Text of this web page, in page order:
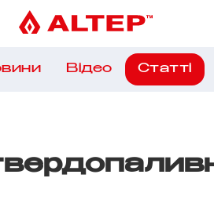
Вiдео Статтi